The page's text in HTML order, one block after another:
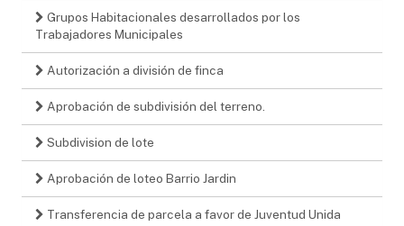
Grupos Habitacionales desarrollados por los
Trabajadores Municipales
Autorización a división de finca
Aprobación de subdivisión del terreno.
Subdivision de lote
Aprobación de loteo Barrio Jardin
Transferencia de parcela a favor de Juventud Unida